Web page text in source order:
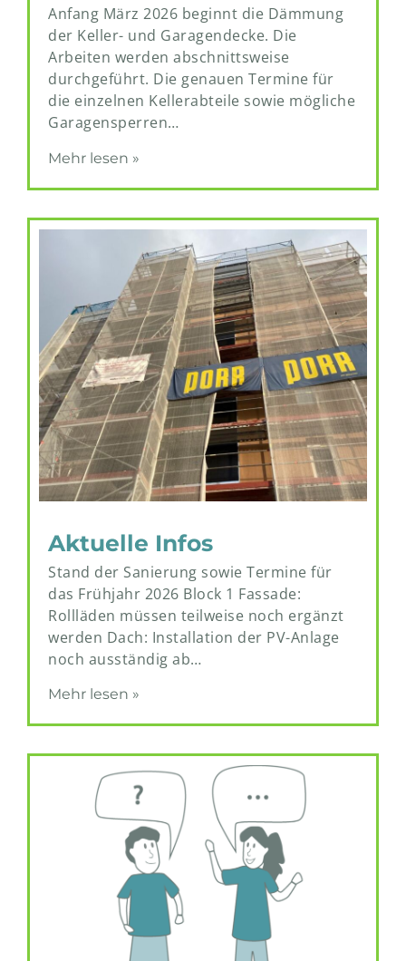
Anfang März 2026 beginnt die Dämmung
der Keller- und Garagendecke. Die
Arbeiten werden abschnittsweise
durchgeführt. Die genauen Termine für
die einzelnen Kellerabteile sowie mögliche
Garagensperren…
Mehr lesen »
Aktuelle Infos
Stand der Sanierung sowie Termine für
das Frühjahr 2026 Block 1 Fassade:
Rollläden müssen teilweise noch ergänzt
werden Dach: Installation der PV-Anlage
noch ausständig ab…
Mehr lesen »